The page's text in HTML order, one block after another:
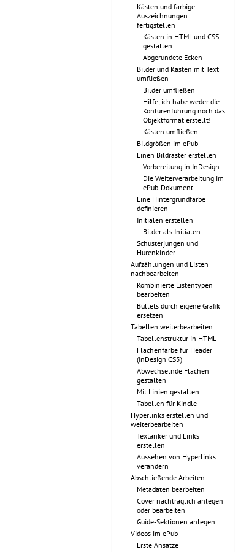
Kästen und farbige
Auszeichnungen
fertigstellen
Kästen in HTML und CSS
gestalten
Abgerundete Ecken
Bilder und Kästen mit Text
umfließen
Bilder umfließen
Hilfe, ich habe weder die
Konturenführung noch das
Objektformat erstellt!
Kästen umfließen
Bildgrößen im ePub
Einen Bildraster erstellen
Vorbereitung in InDesign
Die Weiterverarbeitung im
ePub-Dokument
Eine Hintergrundfarbe
definieren
Initialen erstellen
Bilder als Initialen
Schusterjungen und
Hurenkinder
Aufzählungen und Listen
nachbearbeiten
Kombinierte Listentypen
bearbeiten
Bullets durch eigene Grafik
ersetzen
Tabellen weiterbearbeiten
Tabellenstruktur in HTML
Flächenfarbe für Header
(InDesign CS5)
Abwechselnde Flächen
gestalten
Mit Linien gestalten
Tabellen für Kindle
Hyperlinks erstellen und
weiterbearbeiten
Textanker und Links
erstellen
Aussehen von Hyperlinks
verändern
Abschließende Arbeiten
Metadaten bearbeiten
Cover nachträglich anlegen
oder bearbeiten
Guide-Sektionen anlegen
Videos im ePub
Erste Ansätze